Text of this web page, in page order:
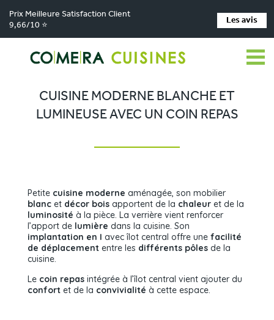
Prix Meilleure Satisfaction Client
9,66/10 ⭐
Les avis
Comera Cuisines > Nos magasins de cuisine > Cuisiniste Voglans
Réalisations > Cuisine moderne blanche et lumineuse avec un coin repas
CUISINE MODERNE BLANCHE ET
LUMINEUSE AVEC UN COIN REPAS
Petite cuisine moderne aménagée, son mobilier
blanc et décor bois apportent de la chaleur et de la
luminosité à la pièce. La verrière vient renforcer
l’apport de lumière dans la cuisine. Son
implantation en I avec îlot central offre une facilité
de déplacement entre les différents pôles de la
cuisine.
Le coin repas intégrée à l’îlot central vient ajouter du
confort et de la convivialité à cette espace.